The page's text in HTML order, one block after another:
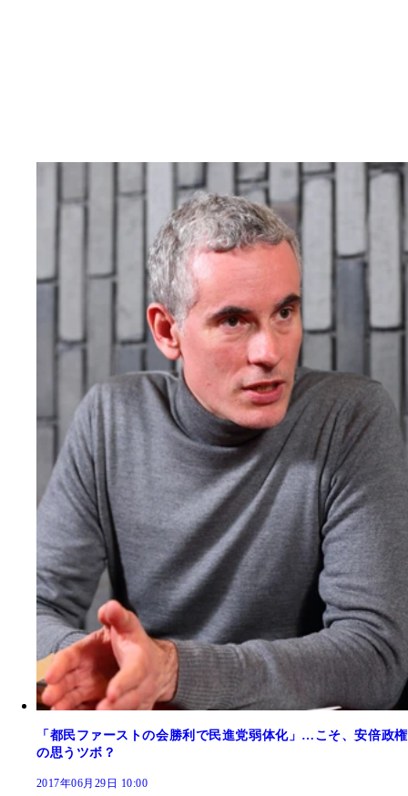
「都民ファーストの会勝利で民進党弱体化」…こそ、安倍政権
の思うツボ？
2017年06月29日 10:00